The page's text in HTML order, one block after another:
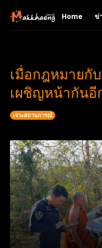
Home ข่
เมื่อกฎหมายกั
เผชิญหน้ากันอี
เจาะสถานการณ์